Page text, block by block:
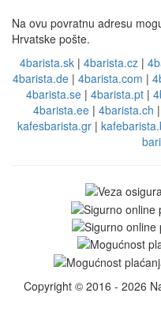
Na ovu povratnu adresu
Hrvatske pošte.
4barista.sk| 4barista.cz|
4barista.de | 4barista.com |
4barista.se | 4barista.pt |
4barista.ee| 4barista.ch |
kafesbarista.gr|
Copyright © 2016 - 2026